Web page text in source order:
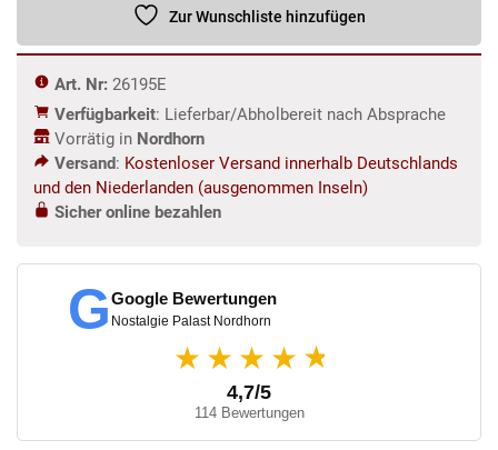
1850
Mahagoni
Zur Wunschliste hinzufügen
Art. Nr: 26195E
Verfügbarkeit: Lieferbar/Abholbereit nach Absprache
Vorrätig in Nordhorn
Versand: Kostenloser Versand innerhalb Deutschlands
und den Niederlanden (ausgenommen Inseln)
Sicher online bezahlen
GGoogle Bewertungen
Nostalgie Palast Nordhorn
★★★★ ★
4,7/5
114 Bewertungen